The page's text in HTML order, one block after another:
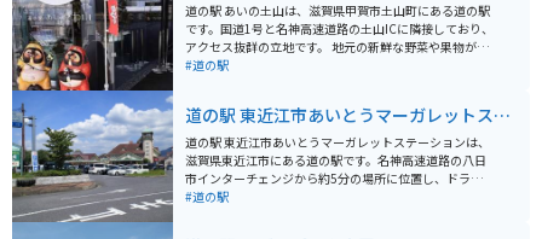
道の駅 あいの土山は、滋賀県甲賀市土山町にある道の駅
です。国道1号と名神高速道路の土山ICに隣接しており、
アクセス抜群の立地です。 地元の新鮮な野菜や果物が並
ぶ農産物直売所は、毎日多くの人で賑わっています。特
きます。近江牛を使ったメニューや、土山茶を使ったス
イーツは、ぜひ味わいたいところです。 バイク置き場
は、屋根付きのスペースもあり、ツーリング中の休憩に
も最適です。道の駅からほど近い場所には、四季折々の
自然が楽しめる田村神社や、忍者体験ができる甲賀の里
#道の駅
道の駅 東近江市あいとうマーガレットステ
ーション
道の駅 東近江市あいとうマーガレットステーションは、
滋賀県東近江市にある道の駅です。名神高速道路の八日
市インターチェンジから約5分の場所に位置し、ドライ
ブの休憩スポットとして最適です。 地元の農産物が並ぶ
#道の駅